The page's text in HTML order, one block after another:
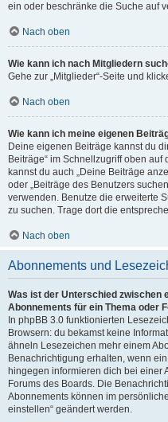
ein oder beschränke die Suche auf
Nach oben
Wie kann ich nach Mitgliedern
Gehe zur „Mitglieder“-Seite und
Nach oben
Wie kann ich meine eigenen
Deine eigenen Beiträge kannst du
Beiträge“ im Schnellzugriff oben
kannst du auch „Deine Beiträge
oder „Beiträge des Benutzers
verwenden. Benutze die erweiterte
zu suchen. Trage dort die
Nach oben
Abonnements und
Was ist der Unterschied zwischen
Abonnements für ein Thema oder
In phpBB 3.0 funktionierten
Browsern: du bekamst keine
ähneln Lesezeichen mehr einem
Benachrichtigung erhalten, wenn
hingegen informieren dich bei einer
Forums des Boards. Die
Abonnements können im
einstellen“ geändert werden.